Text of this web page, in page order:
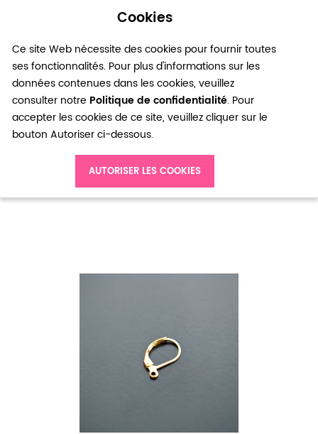
Cookies
Ce site Web nécessite des cookies pour fournir toutes
ses fonctionnalités. Pour plus d'informations sur les
données contenues dans les cookies, veuillez
consulter notre Politique de confidentialité. Pour
accepter les cookies de ce site, veuillez cliquer sur le
bouton Autoriser ci-dessous.
AUTORISER LES COOKIES
0
Crochet d'oreille Levier 15mm Doré x 10pcs